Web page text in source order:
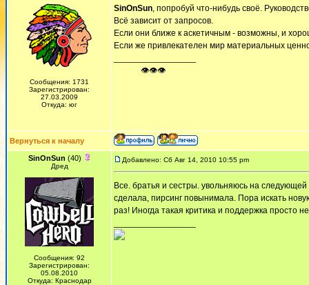
Сообщения: 1731
Зарегистрирован:
27.03.2009
Откуда: юг
SinOnSun, попробуй что-нибудь своё.
Всё зависит от запросов.
Если они ближе к аскетичным - возможны, и
Если же привлекателен мир материальных
ᅠ ᅠ ᅠ👁👁👁
Вернуться к началу
SinOnSun (40)
Дред
Сообщения: 92
Зарегистрирован:
05.08.2010
Откуда: Краснодар
Добавлено: Сб Авг 14, 2010 10:55 pm
Все. братья и сестры. увольняюсь на следующей
сделала, пирсинг повынимала. Пора искать
раз! Иногда такая критика и поддержка просто